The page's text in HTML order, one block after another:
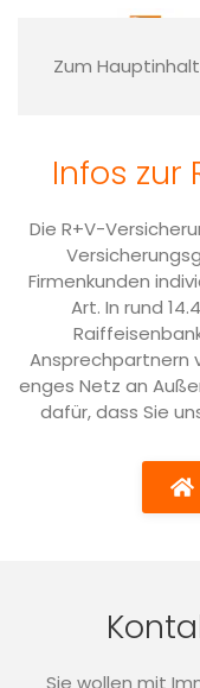
ZumDie beste
entspricht,
persönlich,
Zur
Infos zur
Die R+V-
Firmenkunden
Art. In rund
Ansprechpartnern
enges Netz an
dafür, dass Sie
Sie wollen mit